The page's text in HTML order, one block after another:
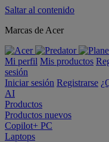
Saltar al contenido
Marcas de Acer
Mi perfil Mis productos
sesión
Iniciar sesión Registrarse
AI
Productos
Productos nuevos
Copilot+ PC
Laptops